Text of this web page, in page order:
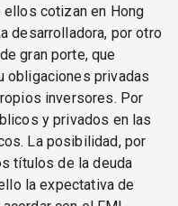
cotizan en Hong
desarrolladora, por otro
gran porte, que
obligaciones privadas
inversores. Por
y privados en las
La posibilidad, por
títulos de la deuda
la expectativa de